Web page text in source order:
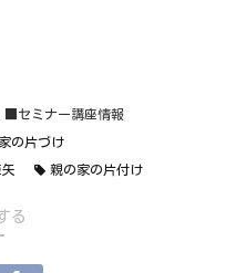
■セミナー講座情報
の片づけ
親の家の片付け
る